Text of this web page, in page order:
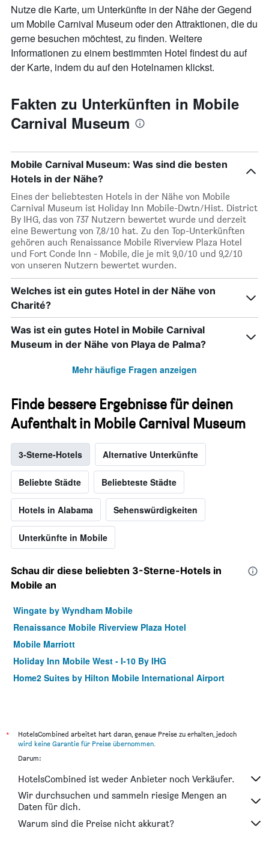
Nutze die Karte, um Unterkünfte in der Nähe der Gegend
um Mobile Carnival Museum oder den Attraktionen, die du
gerne besuchen möchtest, zu finden. Weitere
Informationen zu einem bestimmten Hotel findest du auf
der Karte, indem du auf den Hotelnamen klickst.
Fakten zu Unterkünften in Mobile
Carnival Museum
Mobile Carnival Museum: Was sind die besten
Hotels in der Nähe?
Eines der beliebtesten Hotels in der Nähe von Mobile
Carnival Museum ist Holiday Inn Mobile-Dwtn/Hist. District
By IHG, das von 737 Nutzern bewertet wurde und derzeit
eine Bewertung von 7,8/10 hat. Zu den Top-Unterkünften
gehören auch Renaissance Mobile Riverview Plaza Hotel
und Fort Conde Inn - Mobile, die je mit 9,0/10 und 9,2/10
von unseren Nutzern bewertet wurden.
Welches ist ein gutes Hotel in der Nähe von
Charité?
Was ist ein gutes Hotel in Mobile Carnival
Museum in der Nähe von Playa de Palma?
Mehr häufige Fragen anzeigen
Finde bessere Ergebnisse für deinen
Aufenthalt in Mobile Carnival Museum
3-Sterne-Hotels Alternative Unterkünfte
Beliebte Städte Beliebteste Städte
Hotels in Alabama Sehenswürdigkeiten
Unterkünfte in Mobile
Schau dir diese beliebten 3-Sterne-Hotels in
Mobile an
Wingate by Wyndham Mobile
Renaissance Mobile Riverview Plaza Hotel
Mobile Marriott
Holiday Inn Mobile West - I-10 By IHG
Home2 Suites by Hilton Mobile International Airport
*
HotelsCombined arbeitet hart daran, genaue Preise zu erhalten, jedoch
wird keine Garantie für Preise übernommen.
Darum:
HotelsCombined ist weder Anbieter noch Verkäufer.
Wir durchsuchen und sammeln riesige Mengen an
Daten für dich.
Warum sind die Preise nicht akkurat?